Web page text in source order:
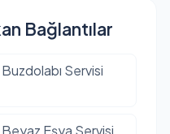
Bağlantılar
Buzdolabı Servisi
Beyaz Eşya Servisi